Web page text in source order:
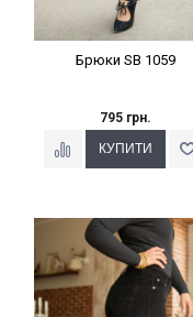
Брюки SB 1059
795 грн.
Наклейки Варіант з %